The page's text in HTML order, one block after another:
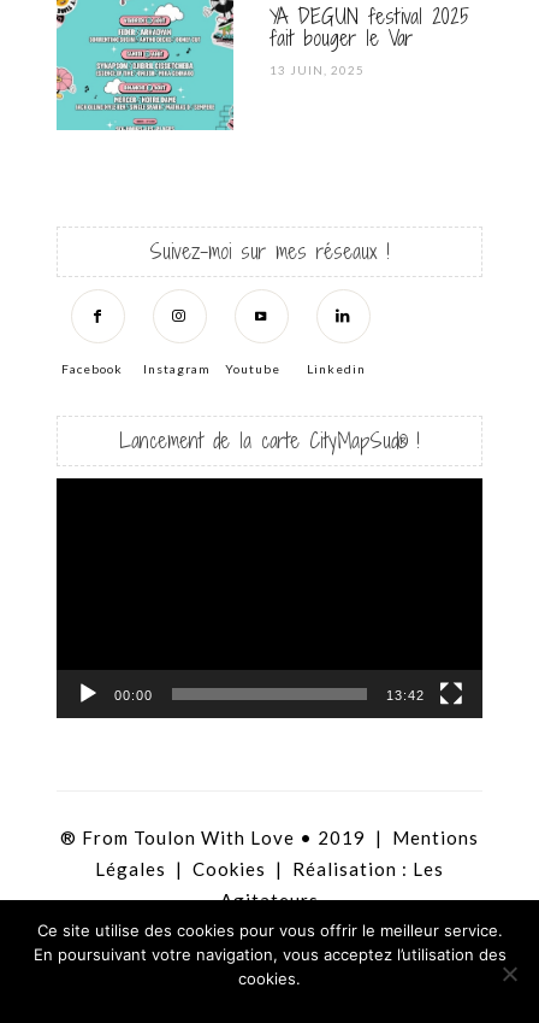
YA DEGUN festival 2025
fait bouger le Var
POSTED
13 JUIN, 2025
Suivez-moi sur mes réseaux !
Facebook Instagram Youtube Linkedin
Lancement de la carte CityMapSud® !
00:00 13:42
® From Toulon With Love • 2019 | Mentions
Légales
| Cookies | Réalisation : Les
Agitateurs
Ce site utilise des cookies pour vous offrir le meilleur service.
En poursuivant votre navigation, vous acceptez l’utilisation des
cookies.